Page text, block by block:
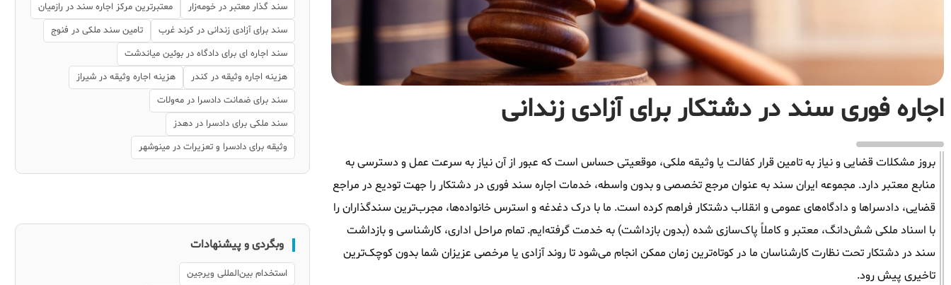
اجاره فوری سند در دشتکار برای آزادی زندانی
بروز مشکلات قضایی و نیاز به تامین قرار کفالت یا وثیقه ملکی، موقعیتی حساس است که عبور از آن نیاز به سرعت عمل و دسترسی به
منابع معتبر دارد. مجموعه ایران سند به عنوان مرجع تخصصی و بدون واسطه، خدمات اجاره سند فوری در دشتکار را جهت تودیع در مراجع
قضایی، دادسراها و دادگاه‌های عمومی و انقلاب دشتکار فراهم کرده است. ما با درک دغدغه و استرس خانواده‌ها، مجرب‌ترین سندگذاران را
با اسناد ملکی شش‌دانگ، معتبر و کاملاً پاک‌سازی شده (بدون بازداشت) به خدمت گرفته‌ایم. تمام مراحل اداری، کارشناسی و بازداشت
سند در دشتکار تحت نظارت کارشناسان ما در کوتاه‌ترین زمان ممکن انجام می‌شود تا روند آزادی یا مرخصی عزیزان شما بدون کوچک‌ترین
تاخیری پیش رود.
سند گذار معتبر در خومه‌زار
معتبرترین مرکز اجاره سند در رازمیان
سند برای آزادی زندانی در کرند غرب
تامین سند ملکی در فنوج
سند اجاره ای برای دادگاه در بوئین میاندشت
هزینه اجاره وثیقه در کندر
هزینه اجاره وثیقه در شیراز
سند برای ضمانت دادسرا در مه‌ولات
سند ملکی برای دادسرا در دهدز
وثیقه برای دادسرا و تعزیرات در مینوشهر
وبگردی و پیشنهادات
استخدام بین‌المللی ویرجین